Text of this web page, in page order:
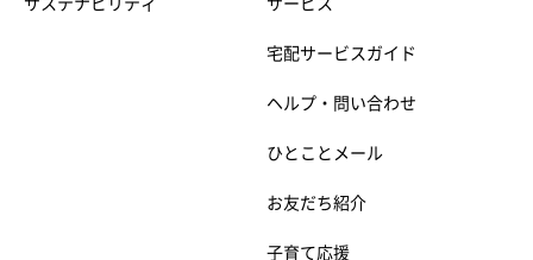
サステナビリティ サービス
宅配サービスガイド
ヘルプ・問い合わせ
ひとことメール
お友だち紹介
子育て応援